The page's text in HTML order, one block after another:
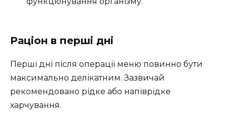
Раціон в перші дні
Перші дні після операції меню повинно бути
максимально делікатним. Зазвичай
рекомендовано рідке або напіврідке
харчування.